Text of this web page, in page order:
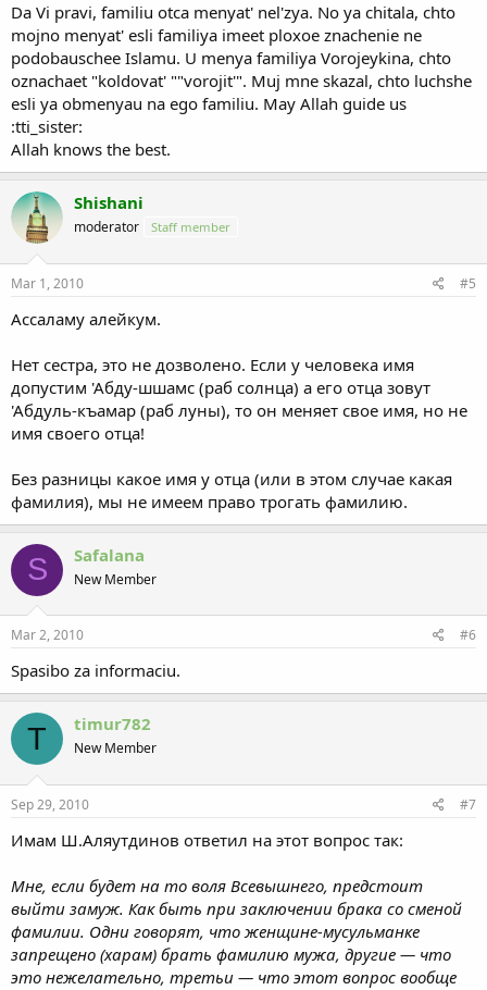
Da Vi pravi, familiu otca menyat' nel'zya. No ya chitala, chto
mojno menyat' esli familiya imeet ploxoe znachenie ne
podobauschee Islamu. U menya familiya Vorojeykina, chto
oznachaet "koldovat' ""vorojit'". Muj mne skazal, chto luchshe
esli ya obmenyau na ego familiu. May Allah guide us
:tti_sister:
Allah knows the best.
Shishani
moderator Staff member
Mar 1, 2010 #5
Ассаламу алейкум.
Нет сестра, это не дозволено. Если у человека имя
допустим 'Абду-шшамс (раб солнца) а его отца зовут
'Абдуль-къамар (раб луны), то он меняет свое имя, но не
имя своего отца!
Без разницы какое имя у отца (или в этом случае какая
фамилия), мы не имеем право трогать фамилию.
S Safalana
New Member
Mar 2, 2010 #6
Spasibo za informaciu.
T timur782
New Member
Sep 29, 2010 #7
Имам Ш.Аляутдинов ответил на этот вопрос так:
Мне, если будет на то воля Всевышнего, предстоит
выйти замуж. Как быть при заключении брака со сменой
фамилии. Одни говорят, что женщине-мусульманке
запрещено (харам) брать фамилию мужа, другие — что
это нежелательно, третьи — что этот вопрос вообще